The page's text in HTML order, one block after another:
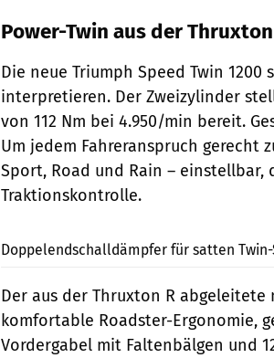
Power-Twin aus der
Die neue Triumph Speed Twin
interpretieren. Der Zweizylinder
von 112 Nm bei 4.950/min bereit.
Um jedem Fahreranspruch gerecht
Sport, Road und Rain – einstellbar,
Traktionskontrolle.
Doppelendschalldämpfer für satten Twin-
Der aus der Thruxton R
komfortable Roadster-Ergonomie,
Vordergabel mit Faltenbälgen und